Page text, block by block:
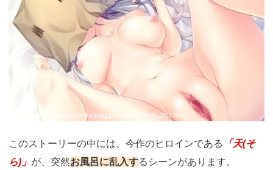
http://doujinerosenka.blog.jp/archives/29402803.html
このストーリーの中には、今作のヒロインである
「天(そ
ら)」 が、突然お風呂に乱入するシーンがあります。